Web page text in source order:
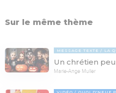
Sur le même thème
MESSAGE TEXTE LA
Un chrétien
Marie-Ange Muller
VIDÉO QUOI D'NEUF